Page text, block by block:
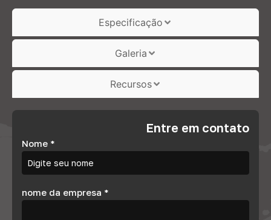
Especificação
Galeria
Recursos
Entre em contato
Nome *
nome da empresa *